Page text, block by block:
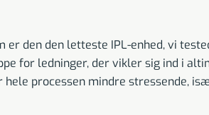
er den den letteste IPL-enhed, vi
for ledninger, der vikler sig ind i
processen mindre stressende,